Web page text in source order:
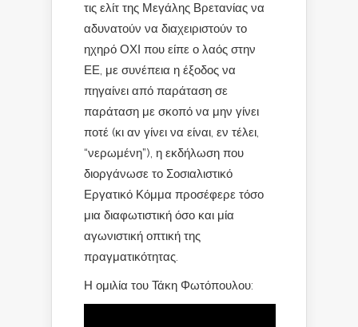
τις ελίτ της Μεγάλης Βρετανίας να
αδυνατούν να διαχειριστούν το
ηχηρό ΟΧΙ που είπε ο λαός στην
ΕΕ, με συνέπεια η έξοδος να
πηγαίνει από παράταση σε
παράταση με σκοπό να μην γίνει
ποτέ (κι αν γίνει να είναι, εν τέλει,
“νερωμένη”), η εκδήλωση που
διοργάνωσε το Σοσιαλιστικό
Εργατικό Κόμμα προσέφερε τόσο
μια διαφωτιστική όσο και μία
αγωνιστική οπτική της
πραγματικότητας.
Η ομιλία του Τάκη Φωτόπουλου: